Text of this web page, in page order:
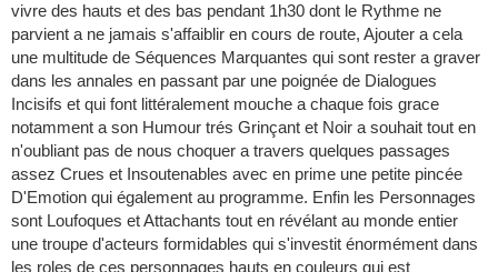
vivre des hauts et des bas pendant 1h30 dont le Rythme ne
parvient a ne jamais s'affaiblir en cours de route, Ajouter a cela
une multitude de Séquences Marquantes qui sont rester a graver
dans les annales en passant par une poignée de Dialogues
Incisifs et qui font littéralement mouche a chaque fois grace
notamment a son Humour trés Grinçant et Noir a souhait tout en
n'oubliant pas de nous choquer a travers quelques passages
assez Crues et Insoutenables avec en prime une petite pincée
D'Emotion qui également au programme. Enfin les Personnages
sont Loufoques et Attachants tout en révélant au monde entier
une troupe d'acteurs formidables qui s'investit énormément dans
les roles de ces personnages hauts en couleurs qui est